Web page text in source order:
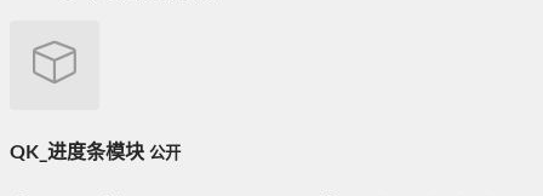
QK_进度条模块 公开